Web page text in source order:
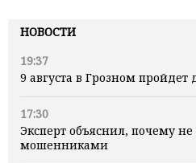
НОВОСТИ
19:37
9 августа в Грозном пройдет
17:30
Эксперт объяснил, почему
мошенниками